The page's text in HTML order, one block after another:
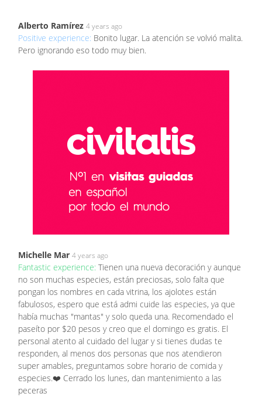
Alberto Ramírez 4 years ago
Positive experience: Bonito lugar. La atención se volvió malita.
Pero ignorando eso todo muy bien.
Michelle Mar 4 years ago
Fantastic experience: Tienen una nueva decoración y aunque
no son muchas especies, están preciosas, solo falta que
pongan los nombres en cada vitrina, los ajolotes están
fabulosos, espero que está admi cuide las especies, ya que
había muchas "mantas" y solo queda una. Recomendado el
paseíto por $20 pesos y creo que el domingo es gratis. El
personal atento al cuidado del lugar y si tienes dudas te
responden, al menos dos personas que nos atendieron
super amables, preguntamos sobre horario de comida y
especies.❤️ Cerrado los lunes, dan mantenimiento a las
peceras